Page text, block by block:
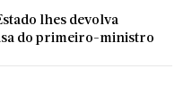
lhes devolva
do primeiro-ministro